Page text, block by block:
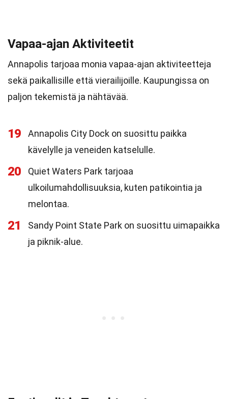
Vapaa-ajan Aktiviteetit
Annapolis tarjoaa monia vapaa-ajan aktiviteetteja
sekä paikallisille että vierailijoille. Kaupungissa on
paljon tekemistä ja nähtävää.
19
Annapolis City Dock on suosittu paikka
kävelylle ja veneiden katselulle.
20
Quiet Waters Park tarjoaa
ulkoilumahdollisuuksia, kuten patikointia ja
melontaa.
21
Sandy Point State Park on suosittu uimapaikka
ja piknik-alue.